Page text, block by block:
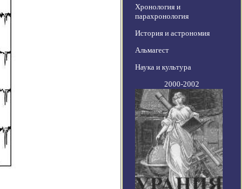
Хронология и
парахронология
История и астрономия
Альмагест
Наука и культура
2000-2002